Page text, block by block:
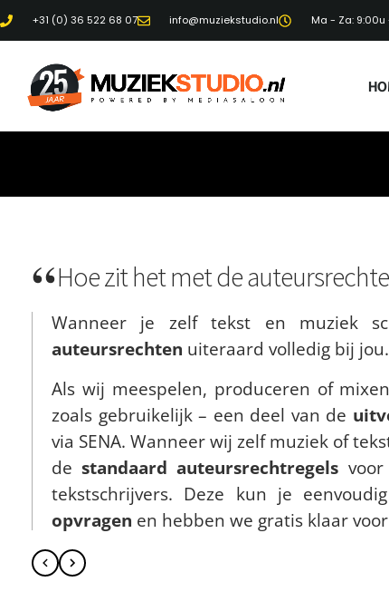
+31 (0) 36 522 68 07 info@muziekstudio.nl Ma - Za: 9:00u
Hoe zit het met de
Wanneer je zelf tekst en muziek
auteursrechten uiteraard volledig bij jou.
Als wij meespelen, produceren of
zoals gebruikelijk – een deel van de
via SENA. Wanneer wij zelf muziek of
de standaard auteursrechtregels
tekstschrijvers. Deze kun je
opvragen en hebben we gratis klaar